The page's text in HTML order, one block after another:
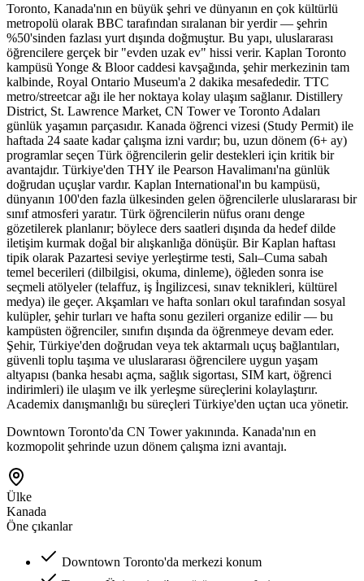
Toronto, Kanada'nın en büyük şehri ve dünyanın en çok kültürlü
metropolü olarak BBC tarafından sıralanan bir yerdir — şehrin
%50'sinden fazlası yurt dışında doğmuştur. Bu yapı, uluslararası
öğrencilere gerçek bir "evden uzak ev" hissi verir. Kaplan Toronto
kampüsü Yonge & Bloor caddesi kavşağında, şehir merkezinin tam
kalbinde, Royal Ontario Museum'a 2 dakika mesafededir. TTC
metro/streetcar ağı ile her noktaya kolay ulaşım sağlanır. Distillery
District, St. Lawrence Market, CN Tower ve Toronto Adaları
günlük yaşamın parçasıdır. Kanada öğrenci vizesi (Study Permit) ile
haftada 24 saate kadar çalışma izni vardır; bu, uzun dönem (6+ ay)
programlar seçen Türk öğrencilerin gelir destekleri için kritik bir
avantajdır. Türkiye'den THY ile Pearson Havalimanı'na günlük
doğrudan uçuşlar vardır. Kaplan International'ın bu kampüsü,
dünyanın 100'den fazla ülkesinden gelen öğrencilerle uluslararası bir
sınıf atmosferi yaratır. Türk öğrencilerin nüfus oranı denge
gözetilerek planlanır; böylece ders saatleri dışında da hedef dilde
iletişim kurmak doğal bir alışkanlığa dönüşür. Bir Kaplan haftası
tipik olarak Pazartesi seviye yerleştirme testi, Salı–Cuma sabah
temel becerileri (dilbilgisi, okuma, dinleme), öğleden sonra ise
seçmeli atölyeler (telaffuz, iş İngilizcesi, sınav teknikleri, kültürel
medya) ile geçer. Akşamları ve hafta sonları okul tarafından sosyal
kulüpler, şehir turları ve hafta sonu gezileri organize edilir — bu
kampüsten öğrenciler, sınıfın dışında da öğrenmeye devam eder.
Şehir, Türkiye'den doğrudan veya tek aktarmalı uçuş bağlantıları,
güvenli toplu taşıma ve uluslararası öğrencilere uygun yaşam
altyapısı (banka hesabı açma, sağlık sigortası, SIM kart, öğrenci
indirimleri) ile ulaşım ve ilk yerleşme süreçlerini kolaylaştırır.
Academix danışmanlığı bu süreçleri Türkiye'den uçtan uca yönetir.
Downtown Toronto'da CN Tower yakınında. Kanada'nın en
kozmopolit şehrinde uzun dönem çalışma izni avantajı.
Ülke
Kanada
Öne çıkanlar
Downtown Toronto'da merkezi konum